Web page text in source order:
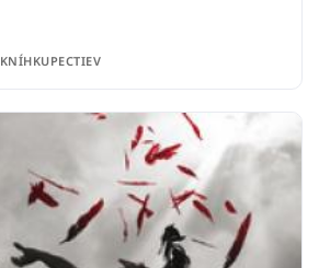
KNÍHKUPECTIEV